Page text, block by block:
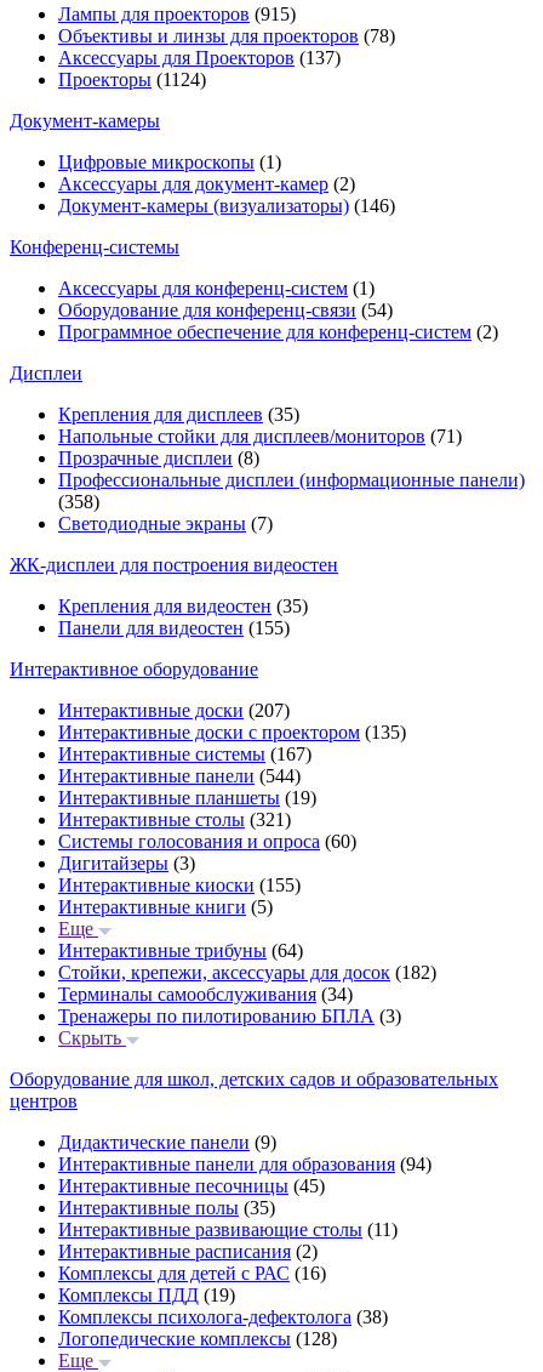
Лампы для проекторов (915)
Объективы и линзы для проекторов (78)
Аксессуары для Проекторов (137)
Проекторы (1124)
Документ-камеры
Цифровые микроскопы (1)
Аксессуары для документ-камер (2)
Документ-камеры (визуализаторы) (146)
Конференц-системы
Аксессуары для конференц-систем (1)
Оборудование для конференц-связи (54)
Программное обеспечение для конференц-систем (2)
Дисплеи
Крепления для дисплеев (35)
Напольные стойки для дисплеев/мониторов (71)
Прозрачные дисплеи (8)
Профессиональные дисплеи (информационные панели)
(358)
Светодиодные экраны (7)
ЖК-дисплеи для построения видеостен
Крепления для видеостен (35)
Панели для видеостен (155)
Интерактивное оборудование
Интерактивные доски (207)
Интерактивные доски с проектором (135)
Интерактивные системы (167)
Интерактивные панели (544)
Интерактивные планшеты (19)
Интерактивные столы (321)
Системы голосования и опроса (60)
Дигитайзеры (3)
Интерактивные киоски (155)
Интерактивные книги (5)
Еще
Интерактивные трибуны (64)
Стойки, крепежи, аксессуары для досок (182)
Терминалы самообслуживания (34)
Тренажеры по пилотированию БПЛА (3)
Скрыть
Оборудование для школ, детских садов и образовательных
центров
Дидактические панели (9)
Интерактивные панели для образования (94)
Интерактивные песочницы (45)
Интерактивные полы (35)
Интерактивные развивающие столы (11)
Интерактивные расписания (2)
Комплексы для детей с РАС (16)
Комплексы ПДД (19)
Комплексы психолога-дефектолога (38)
Логопедические комплексы (128)
Еще